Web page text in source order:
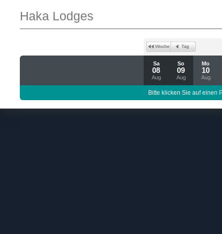
Haka Lodges
Sa
08
Aug
So
09
Aug
Mo
10
Aug
Bitte klicken Sie auf einen